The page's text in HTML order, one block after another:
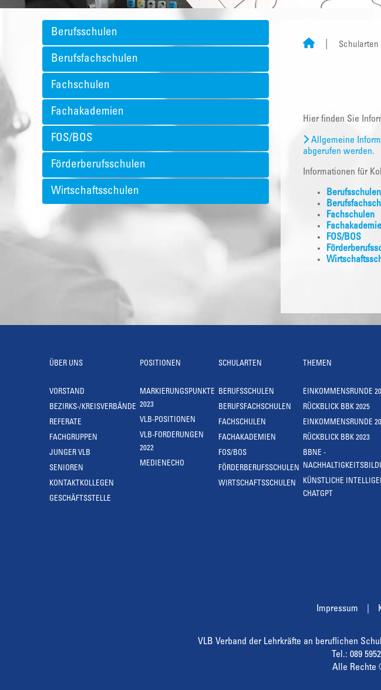
Berufsschulen
Berufsfachschulen
Fachschulen
Fachakademien
FOS/BOS
Förderberufsschulen
Wirtschaftsschulen
Schularten
Hier finden Sie
Allgemeine
abgerufen werden.
Informationen für
Berufsschulen
Fachschulen
FOS/BOS
ÜBER UNS
VORSTAND
BEZIRKS-/KREISVERBÄNDE
REFERATE
FACHGRUPPEN
JUNGER VLB
SENIOREN
KONTAKTKOLLEGEN
GESCHÄFTSSTELLE
POSITIONEN
MARKIERUNGSPUNKTE
2023
VLB-POSITIONEN
VLB-FORDERUNGEN
2022
MEDIENECHO
SCHULARTEN
BERUFSSCHULEN
BERUFSFACHSCHULEN
FACHSCHULEN
FACHAKADEMIEN
FOS/BOS
FÖRDERBERUFSSCHULEN
WIRTSCHAFTSSCHULEN
THEMEN
EINKOMMENSRUNDE
RÜCKBLICK BBK 2025
EINKOMMENSRUNDE
RÜCKBLICK BBK 2023
BBNE -
KÜNSTLICHE
CHATGPT
Impressum
VLB Verband der Lehrkräfte an beruflichen
Tel.: 089
Alle Rechte